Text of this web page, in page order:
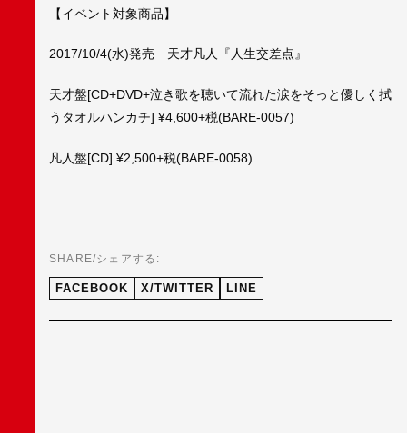
【イベント対象商品】
2017/10/4(水)発売 天才凡人『人生交差点』
天才盤[CD+DVD+泣き歌を聴いて流れた涙をそっと優しく拭
うタオルハンカチ] ¥4,600+税(BARE-0057)
凡人盤[CD] ¥2,500+税(BARE-0058)
SHARE/シェアする:
FACEBOOK X/TWITTER LINE